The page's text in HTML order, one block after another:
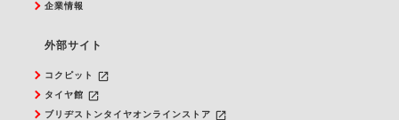
企業情報
外部サイト
コクピット launch
タイヤ館 launch
ブリヂストンタイヤオンラインストア launch